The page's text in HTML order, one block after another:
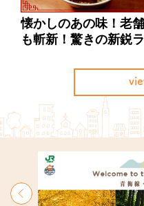
懐かしのあの味！老
も斬新！驚きの新鋭